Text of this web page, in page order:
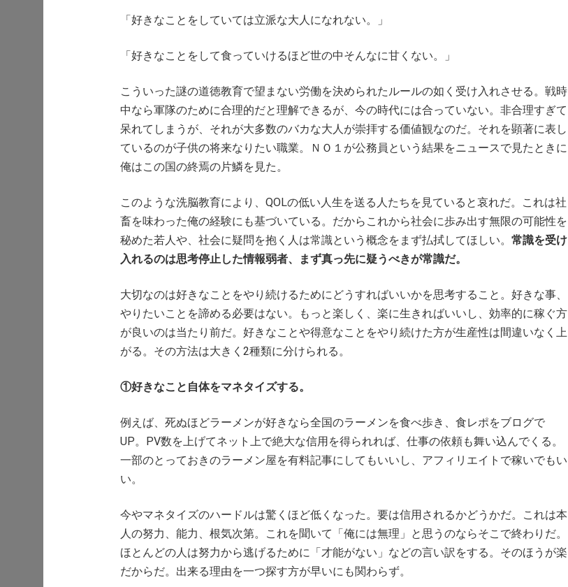
「好きなことをしていては立派な大人になれない。」
「好きなことをして食っていけるほど世の中そんなに甘くない。」
こういった謎の道徳教育で望まない労働を決められたルールの如く受け入れさせる。戦時
中なら軍隊のために合理的だと理解できるが、今の時代には合っていない。非合理すぎて
呆れてしまうが、それが大多数のバカな大人が崇拝する価値観なのだ。それを顕著に表し
ているのが子供の将来なりたい職業。ＮＯ１が公務員という結果をニュースで見たときに
俺はこの国の終焉の片鱗を見た。
このような洗脳教育により、QOLの低い人生を送る人たちを見ていると哀れだ。これは社
畜を味わった俺の経験にも基づいている。だからこれから社会に歩み出す無限の可能性を
秘めた若人や、社会に疑問を抱く人は常識という概念をまず払拭してほしい。 常識を受け
入れるのは思考停止した情報弱者、まず真っ先に疑うべきが常識だ。
大切なのは好きなことをやり続けるためにどうすればいいかを思考すること。好きな事、
やりたいことを諦める必要はない。もっと楽しく、楽に生きればいいし、効率的に稼ぐ方
が良いのは当たり前だ。好きなことや得意なことをやり続けた方が生産性は間違いなく上
がる。その方法は大きく2種類に分けられる。
①好きなこと自体をマネタイズする。
例えば、死ぬほどラーメンが好きなら全国のラーメンを食べ歩き、食レポをブログで
UP。PV数を上げてネット上で絶大な信用を得られれば、仕事の依頼も舞い込んでくる。
一部のとっておきのラーメン屋を有料記事にしてもいいし、アフィリエイトで稼いでもい
い。
今やマネタイズのハードルは驚くほど低くなった。要は信用されるかどうかだ。これは本
人の努力、能力、根気次第。これを聞いて「俺には無理」と思うのならそこで終わりだ。
ほとんどの人は努力から逃げるために「才能がない」などの言い訳をする。そのほうが楽
だからだ。出来る理由を一つ探す方が早いにも関わらず。